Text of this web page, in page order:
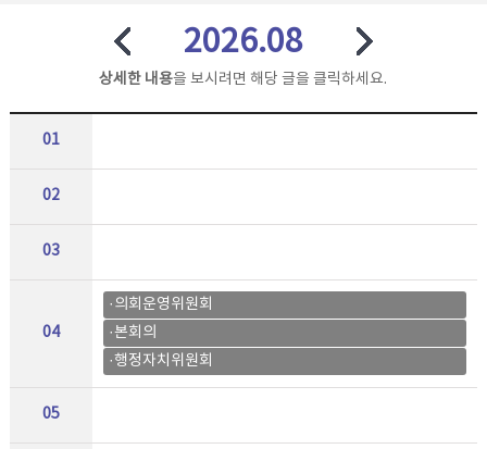
2026.08
상세한 내용을 보시려면 해당 글을 클릭하세요.
01
02
03
04
·의회운영위원회
·본회의
·행정자치위원회
05